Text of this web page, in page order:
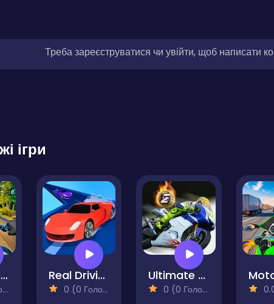
Треба зареєструватися чи увійти, щоб написати
ігри
Motorcycle Racer. Road Mayhem Real Driving Simulator
0 (0 Голосів)
Ultimate Moto RR 2
0 (0 Голосів) 0.0